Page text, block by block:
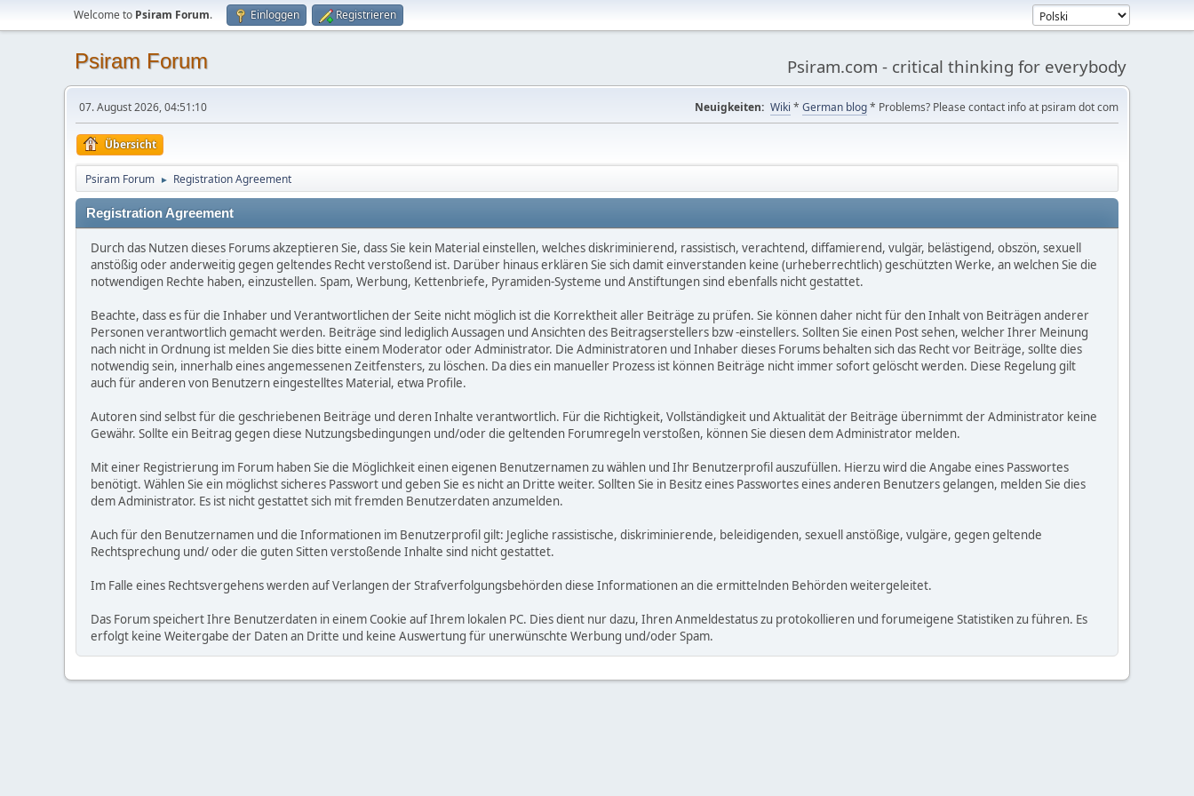
Welcome to Psiram Forum. Einloggen Registrieren
Psiram Forum Psiram.com - critical thinking for everybody
07. August 2026, 04:51:10 Neuigkeiten: Wiki * German blog* Problems? Please contact info at psiram dot com
Übersicht
Psiram Forum ► Registration Agreement
Registration Agreement
Durch das Nutzen dieses Forums akzeptieren Sie, dass Sie kein Material einstellen, welches diskriminierend, rassistisch, verachtend, diffamierend, vulgär, belästigend, obszön, sexuell
anstößig oder anderweitig gegen geltendes Recht verstoßend ist. Darüber hinaus erklären Sie sich damit einverstanden keine (urheberrechtlich) geschützten Werke, an welchen Sie die
notwendigen Rechte haben, einzustellen. Spam, Werbung, Kettenbriefe, Pyramiden-Systeme und Anstiftungen sind ebenfalls nicht gestattet.
Beachte, dass es für die Inhaber und Verantwortlichen der Seite nicht möglich ist die Korrektheit aller Beiträge zu prüfen. Sie können daher nicht für den Inhalt von Beiträgen anderer
Personen verantwortlich gemacht werden. Beiträge sind lediglich Aussagen und Ansichten des Beitragserstellers bzw -einstellers. Sollten Sie einen Post sehen, welcher Ihrer Meinung
nach nicht in Ordnung ist melden Sie dies bitte einem Moderator oder Administrator. Die Administratoren und Inhaber dieses Forums behalten sich das Recht vor Beiträge, sollte dies
notwendig sein, innerhalb eines angemessenen Zeitfensters, zu löschen. Da dies ein manueller Prozess ist können Beiträge nicht immer sofort gelöscht werden. Diese Regelung gilt
auch für anderen von Benutzern eingestelltes Material, etwa Profile.
Autoren sind selbst für die geschriebenen Beiträge und deren Inhalte verantwortlich. Für die Richtigkeit, Vollständigkeit und Aktualität der Beiträge übernimmt der Administrator keine
Gewähr. Sollte ein Beitrag gegen diese Nutzungsbedingungen und/oder die geltenden Forumregeln verstoßen, können Sie diesen dem Administrator melden.
Mit einer Registrierung im Forum haben Sie die Möglichkeit einen eigenen Benutzernamen zu wählen und Ihr Benutzerprofil auszufüllen. Hierzu wird die Angabe eines Passwortes
benötigt. Wählen Sie ein möglichst sicheres Passwort und geben Sie es nicht an Dritte weiter. Sollten Sie in Besitz eines Passwortes eines anderen Benutzers gelangen, melden Sie dies
dem Administrator. Es ist nicht gestattet sich mit fremden Benutzerdaten anzumelden.
Auch für den Benutzernamen und die Informationen im Benutzerprofil gilt: Jegliche rassistische, diskriminierende, beleidigenden, sexuell anstößige, vulgäre, gegen geltende
Rechtsprechung und/ oder die guten Sitten verstoßende Inhalte sind nicht gestattet.
Im Falle eines Rechtsvergehens werden auf Verlangen der Strafverfolgungsbehörden diese Informationen an die ermittelnden Behörden weitergeleitet.
Das Forum speichert Ihre Benutzerdaten in einem Cookie auf Ihrem lokalen PC. Dies dient nur dazu, Ihren Anmeldestatus zu protokollieren und forumeigene Statistiken zu führen. Es
erfolgt keine Weitergabe der Daten an Dritte und keine Auswertung für unerwünschte Werbung und/oder Spam.